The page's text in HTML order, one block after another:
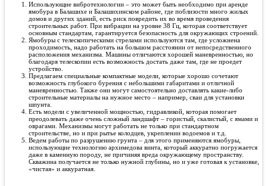
Использующие вибротехнологии – это может быть необходимо при аренде
ямобура в Балашихе и Балашихинском районе, где поблизости много жилых
домов и других зданий, есть риск повредить их во время проведения
строительных работ. При вибрации на уровне 38 Гц, которая соответствует
основным стандартам, гарантируется безопасность для окружающих строений.
Ямобуры с телескопическими стрелами используются там, где усложнена
проходимость, надо работать на большом расстоянии от непосредственного
расположения механизма. Машины отличаются хорошей маневренностью, но
благодаря телескопии есть возможность достать даже там, где не проедет
устройство.
Предлагаем специальные компактные модели, которые хорошо сочетают
возможность глубокого бурения с небольшими габаритами и отличной
маневренностью. Также они могут самостоятельно доставлять какие-либо
строительные материалы на нужное место – например, сваи для установки
шпунта.
Есть модели с увеличенной мощностью, гидравликой, которая помогает
преодолевать даже очень сложный ландшафт – гористый, скалистый, с ямами и
оврагами. Механизмы могут работать не только при стандартном
строительстве, но и при рытье колодцев, укреплении водоемов и т.д.
Ведем работы по разрушению грунта – для этого применяются ямобуры,
использующие технологию архимедова винта, который аккуратно погружается
даже в каменную породу, не причиняя вреда окружающему пространству.
Скважина получается не только нужной глубины, но и уже готовая к установке,
«чистая» и аккуратная.